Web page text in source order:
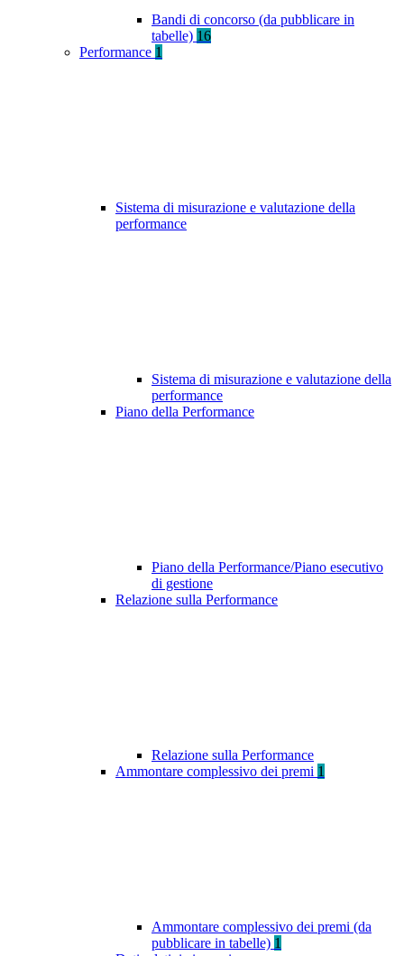
Bandi di concorso (da pubblicare in
tabelle) 16
Performance 1
Sistema di misurazione e valutazione della
performance
Sistema di misurazione e valutazione della
performance
Piano della Performance
Piano della Performance/Piano esecutivo
di gestione
Relazione sulla Performance
Relazione sulla Performance
Ammontare complessivo dei premi 1
Ammontare complessivo dei premi (da
pubblicare in tabelle) 1